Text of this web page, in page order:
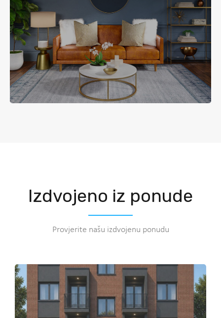
Izdvojeno iz ponude
Provjerite našu izdvojenu ponudu